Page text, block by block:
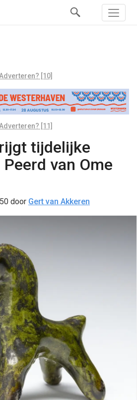
Adverteren? [10]
Adverteren? [11]
tijdelijke
van Ome
door Gert van Akkeren